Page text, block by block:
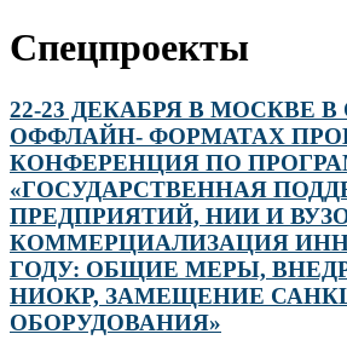
Спецпроекты
22-23 ДЕКАБРЯ В МОСКВЕ
ОФФЛАЙН- ФОРМАТАХ
КОНФЕРЕНЦИЯ ПО
«ГОСУДАРСТВЕННАЯ
ПРЕДПРИЯТИЙ, НИИ И
КОММЕРЦИАЛИЗАЦИЯ
ГОДУ: ОБЩИЕ МЕРЫ,
НИОКР, ЗАМЕЩЕНИЕ
ОБОРУДОВАНИЯ»